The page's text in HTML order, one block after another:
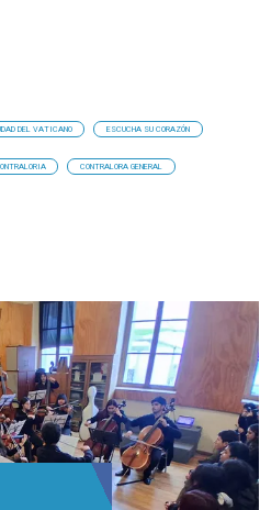
DEL VATICANO ESCUCHA SU CORAZÓN
CONTRALORA GENERAL